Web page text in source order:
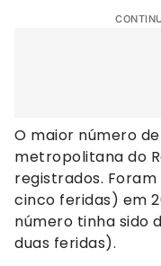
O maior número
metropolitana do
registrados.
cinco feridas) em
número tinha sido
duas feridas).